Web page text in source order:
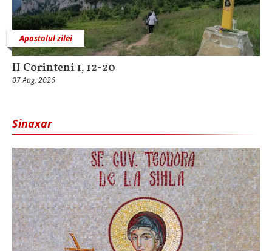
Apostolul zilei
II Corinteni 1, 12-20
07 Aug, 2026
Sinaxar